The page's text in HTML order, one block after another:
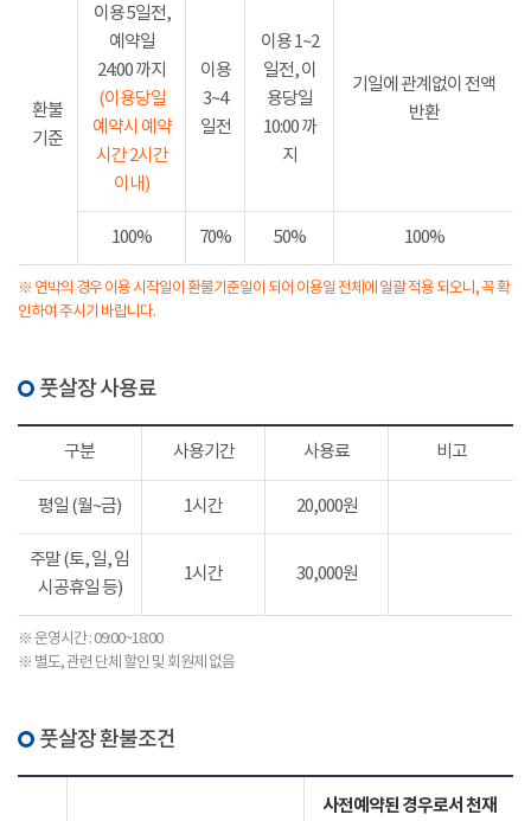
환불
기준
이용 5일전,
예약일
24:00 까지
(이용당일
예약시 예약
시간 2시간
이내)
이용
3~4
일전
이용 1~2
일전, 이
용당일
10:00 까
지
기일에 관계없이 전액
반환
100% 70% 50% 100%
※ 연박의 경우 이용 시작일이 환불기준일이 되어 이용일 전체에 일괄 적용 되오니, 꼭 확
인하여 주시기 바랍니다.
풋살장 사용료
구분 사용기간 사용료 비고
평일 (월~금) 1시간 20,000원
주말 (토, 일, 임
시공휴일 등)
1시간 30,000원
※ 운영시간 : 09:00~18:00
※ 별도, 관련 단체 할인 및 회원제 없음
풋살장 환불조건
사전예약된 경우로서 천재